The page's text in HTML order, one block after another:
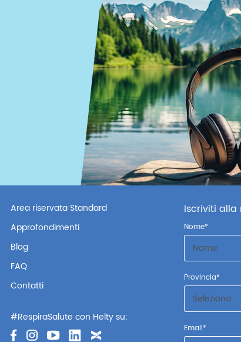
Area riservata Standard
Approfondimenti
Blog
FAQ
Contatti
#RespiraSalute con Helty su:
Iscriviti alla
Nome*
Provincia*
Email*